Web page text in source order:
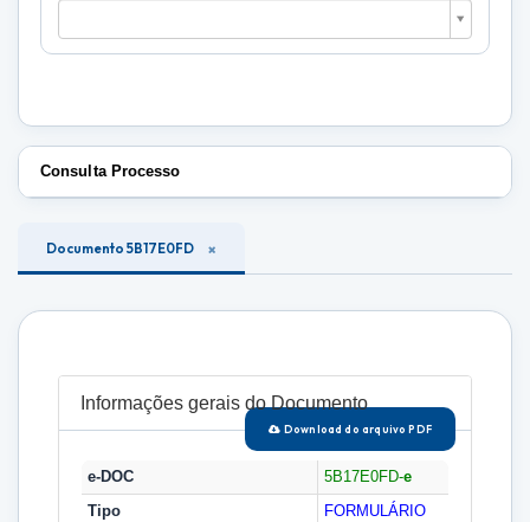
Sessões
Plenárias
Consulta Processo
Documento 5B17E0FD
Informações gerais do Documento
Download do arquivo PDF
e-DOC 5B17E0FD-e
Tipo
FORMULÁRIO